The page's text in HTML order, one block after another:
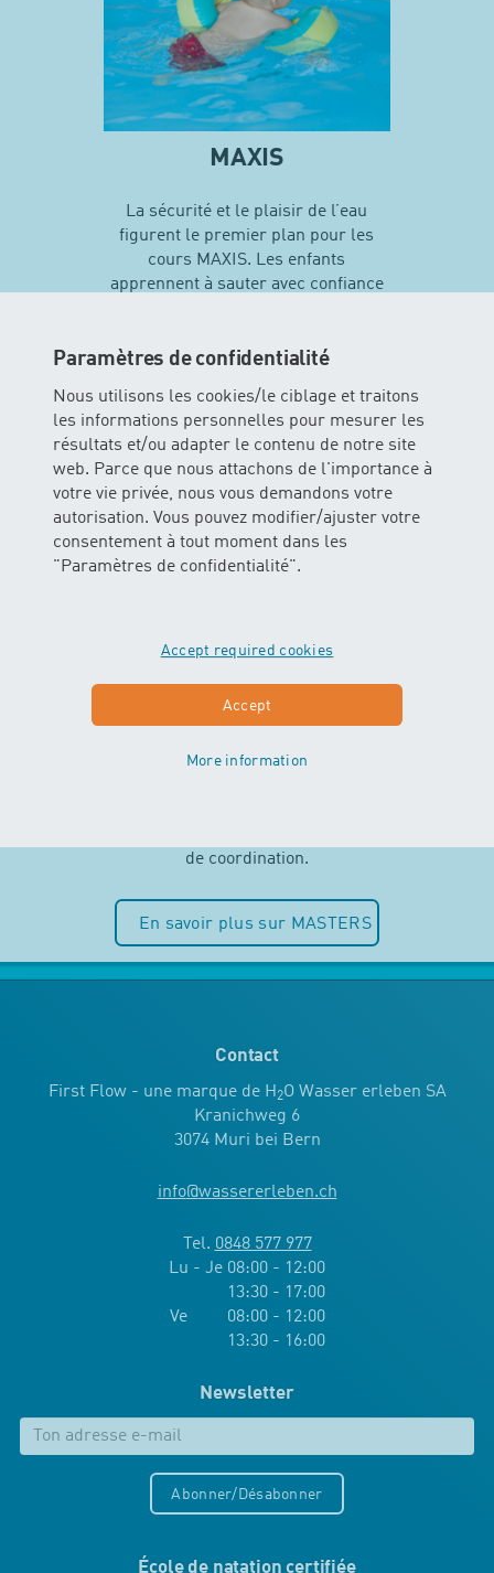
Paramètres de confidentialité
Nous utilisons les cookies/le ciblage et traitons
les informations personnelles pour mesurer les
résultats et/ou adapter le contenu de notre site
web. Parce que nous attachons de l'importance à
votre vie privée, nous vous demandons votre
autorisation. Vous pouvez modifier/ajuster votre
consentement à tout moment dans les
"Paramètres de confidentialité".
Accept required cookies
Accept
More information
MAXIS
La sécurité et le plaisir de l’eau
figurent le premier plan pour les
cours MAXIS. Les enfants
apprennent à sauter avec confiance
techniques de natation…
En savoir plus sur MAXIS
MASTERS
Indépendance et plaisir de l’eau sont
de coordination.
En savoir plus sur MASTERS
Contact
First Flow - une marque de H2O Wasser erleben SA
Kranichweg 6
3074 Muri bei Bern
info@wassererleben.ch
Tel. 0848 577 977
Lu - Je 08:00 - 12:00
13:30 - 17:00
Ve 08:00 - 12:00
13:30 - 16:00
Newsletter
Abonner/Désabonner
École de natation certifiée